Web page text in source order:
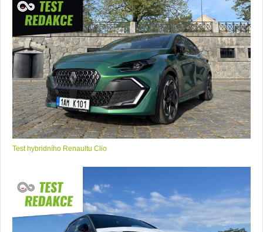
Test hybridního Renaultu Clio